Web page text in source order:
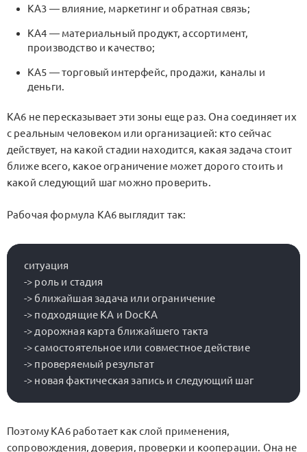
KA3 — влияние, маркетинг и обратная связь;
KA4 — материальный продукт, ассортимент,
производство и качество;
KA5 — торговый интерфейс, продажи, каналы и
деньги.
KA6 не пересказывает эти зоны еще раз. Она соединяет их
с реальным человеком или организацией: кто сейчас
действует, на какой стадии находится, какая задача стоит
ближе всего, какое ограничение может дорого стоить и
какой следующий шаг можно проверить.
Рабочая формула KA6 выглядит так:
ситуация
-> роль и стадия
-> ближайшая задача или ограничение
-> подходящие KA и DocKA
-> дорожная карта ближайшего такта
-> самостоятельное или совместное действие
-> проверяемый результат
-> новая фактическая запись и следующий шаг
Поэтому KA6 работает как слой применения,
сопровождения, доверия, проверки и кооперации. Она не